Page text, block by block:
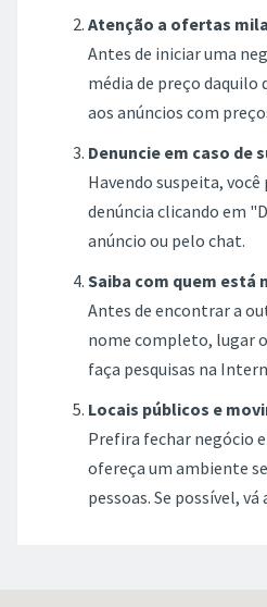
Atenção a ofertas
Antes de iniciar uma
média de preço daquilo
aos anúncios com
Denuncie em caso de
Havendo suspeita,
denúncia clicando em
anúncio ou pelo chat.
Saiba com quem está
Antes de encontrar a
nome completo, lugar
faça pesquisas na
Locais públicos e
Prefira fechar negócio
ofereça um ambiente
pessoas. Se possível,